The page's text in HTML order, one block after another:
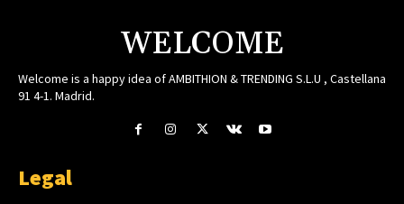
WELCOME
Welcome is a happy idea of AMBITHION & TRENDING S.L.U , Castellana
91 4-1. Madrid.
Legal